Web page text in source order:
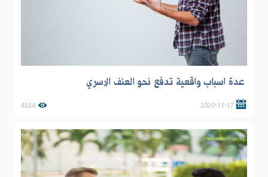
عدة اسباب واقعية تدفع نحو العنف الاسري
2020-11-17
4334